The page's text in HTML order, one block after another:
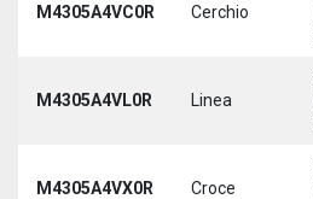
M4305A4VC0R Cerchio
M4305A4VL0R Linea
M4305A4VX0R Croce